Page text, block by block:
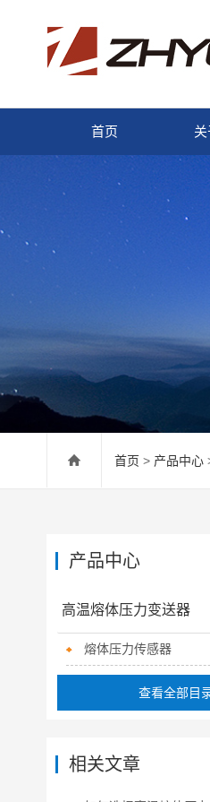
首页
首页 > 产品中心
产品中心
高温熔体压力变送器
熔体压力传感器
查看全部目
相关文章